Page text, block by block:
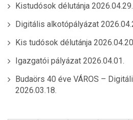
Kistudósok délutánja 2026.04.29.
Digitális alkotópályázat
Kis tudósok délutánja
Igazgatói pályázat 2026.04.01.
Budaörs 40 éve VÁROS –
2026.03.18.